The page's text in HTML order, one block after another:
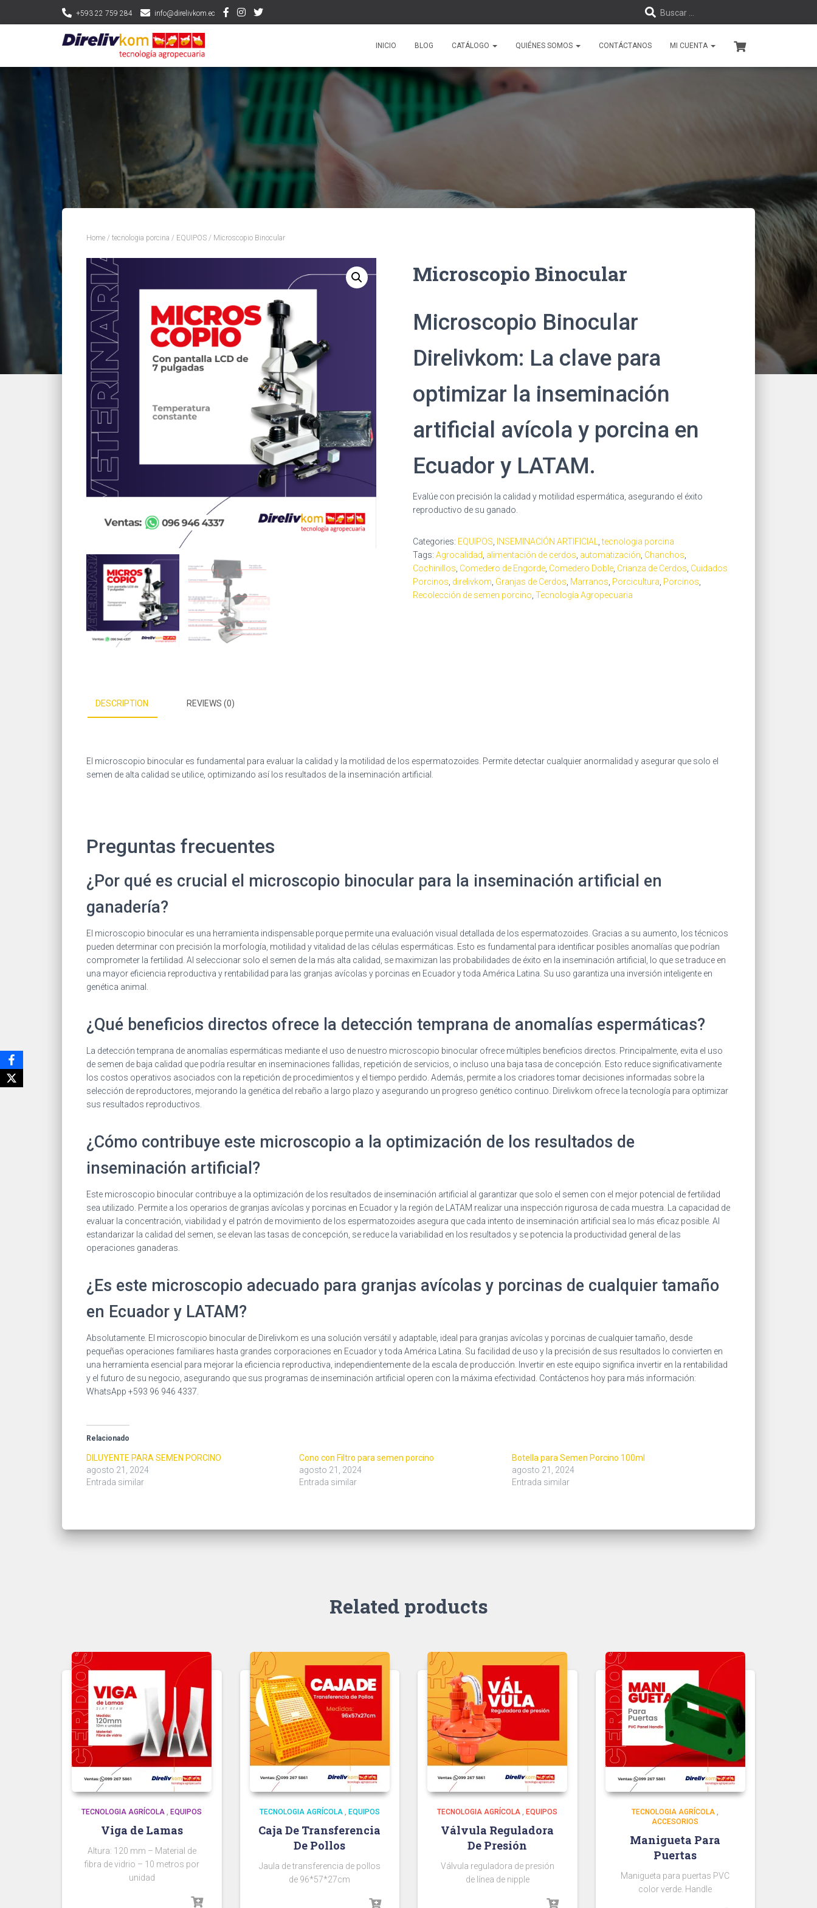
Buscar …
+593 22 759 284 info@direlivkom.ec
INICIO BLOG CATÁLOGO QUIÉNES SOMOS CONTÁCTANOS MI CUENTA
Home / tecnologia porcina / EQUIPOS / Microscopio Binocular
Microscopio Binocular
Microscopio Binocular
Direlivkom: La clave para
optimizar la inseminación
artificial avícola y porcina en
Ecuador y LATAM.
Evalúe con precisión la calidad y motilidad espermática, asegurando el éxito
reproductivo de su ganado.
Categories: EQUIPOS INSEMINACIÓN ARTIFICIAL ,tecnologia porcina
Tags: Agrocalidad alimentación de cerdos automatización Chanchos
Cochinillos Comedero de Engorde Comedero Doble Crianza de Cerdos Cuidados
Porcinos direlivkom Granjas de Cerdos Marranos Porcicultura Porcinos
Recolección de semen porcino Tecnología Agropecuaria
DESCRIPTION REVIEWS (0)
El microscopio binocular es fundamental para evaluar la calidad y la motilidad de los espermatozoides. Permite detectar cualquier anormalidad y asegurar que solo el
semen de alta calidad se utilice, optimizando así los resultados de la inseminación artificial.
Preguntas frecuentes
¿Por qué es crucial el microscopio binocular para la inseminación artificial en
ganadería?
El microscopio binocular es una herramienta indispensable porque permite una evaluación visual detallada de los espermatozoides. Gracias a su aumento, los técnicos
pueden determinar con precisión la morfología, motilidad y vitalidad de las células espermáticas. Esto es fundamental para identificar posibles anomalías que podrían
comprometer la fertilidad. Al seleccionar solo el semen de la más alta calidad, se maximizan las probabilidades de éxito en la inseminación artificial, lo que se traduce en
una mayor eficiencia reproductiva y rentabilidad para las granjas avícolas y porcinas en Ecuador y toda América Latina. Su uso garantiza una inversión inteligente en
genética animal.
¿Qué beneficios directos ofrece la detección temprana de anomalías espermáticas?
La detección temprana de anomalías espermáticas mediante el uso de nuestro microscopio binocular ofrece múltiples beneficios directos. Principalmente, evita el uso
de semen de baja calidad que podría resultar en inseminaciones fallidas, repetición de servicios, o incluso una baja tasa de concepción. Esto reduce significativamente
los costos operativos asociados con la repetición de procedimientos y el tiempo perdido. Además, permite a los criadores tomar decisiones informadas sobre la
selección de reproductores, mejorando la genética del rebaño a largo plazo y asegurando un progreso genético continuo. Direlivkom ofrece la tecnología para optimizar
sus resultados reproductivos.
¿Cómo contribuye este microscopio a la optimización de los resultados de
inseminación artificial?
Este microscopio binocular contribuye a la optimización de los resultados de inseminación artificial al garantizar que solo el semen con el mejor potencial de fertilidad
sea utilizado. Permite a los operarios de granjas avícolas y porcinas en Ecuador y la región de LATAM realizar una inspección rigurosa de cada muestra. La capacidad de
evaluar la concentración, viabilidad y el patrón de movimiento de los espermatozoides asegura que cada intento de inseminación artificial sea lo más eficaz posible. Al
estandarizar la calidad del semen, se elevan las tasas de concepción, se reduce la variabilidad en los resultados y se potencia la productividad general de las
operaciones ganaderas.
¿Es este microscopio adecuado para granjas avícolas y porcinas de cualquier tamaño
en Ecuador y LATAM?
Absolutamente. El microscopio binocular de Direlivkom es una solución versátil y adaptable, ideal para granjas avícolas y porcinas de cualquier tamaño, desde
pequeñas operaciones familiares hasta grandes corporaciones en Ecuador y toda América Latina. Su facilidad de uso y la precisión de sus resultados lo convierten en
una herramienta esencial para mejorar la eficiencia reproductiva, independientemente de la escala de producción. Invertir en este equipo significa invertir en la rentabilidad
y el futuro de su negocio, asegurando que sus programas de inseminación artificial operen con la máxima efectividad. Contáctenos hoy para más información:
WhatsApp +593 96 946 4337.
Relacionado
DILUYENTE PARA SEMEN PORCINO
agosto 21, 2024
Entrada similar
Cono con Filtro para semen porcino
agosto 21, 2024
Entrada similar
Botella para Semen Porcino 100ml
agosto 21, 2024
Entrada similar
Related products
TECNOLOGIA AGRÍCOLA ,EQUIPOS
Viga de Lamas
Altura: 120 mm – Material de
fibra de vidrio – 10 metros por
unidad
TECNOLOGIA AGRÍCOLA, EQUIPOS
Caja De Transferencia
De Pollos
Jaula de transferencia de pollos
de 96*57*27cm
TECNOLOGIA AGRÍCOLA ,EQUIPOS
Válvula Reguladora
De Presión
Válvula reguladora de presión
de línea de nipple
TECNOLOGIA AGRÍCOLA
ACCESORIOS
Manigueta Para
Puertas
Manigueta para puertas PVC
color verde. Handle